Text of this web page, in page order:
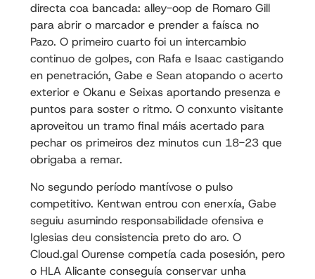
directa coa bancada: alley-oop de Romaro Gill
para abrir o marcador e prender a faísca no
Pazo. O primeiro cuarto foi un intercambio
continuo de golpes, con Rafa e Isaac castigando
en penetración, Gabe e Sean atopando o acerto
exterior e Okanu e Seixas aportando presenza e
puntos para soster o ritmo. O conxunto visitante
aproveitou un tramo final máis acertado para
pechar os primeiros dez minutos cun 18-23 que
obrigaba a remar.
No segundo período mantívose o pulso
competitivo. Kentwan entrou con enerxía, Gabe
seguiu asumindo responsabilidade ofensiva e
Iglesias deu consistencia preto do aro. O
Cloud.gal Ourense competía cada posesión, pero
o HLA Alicante conseguía conservar unha